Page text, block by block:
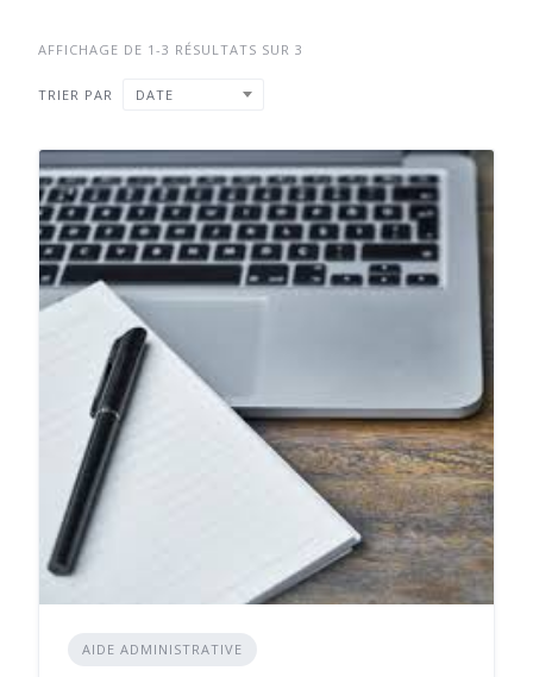
AFFICHAGE DE 1-3 RÉSULTATS SUR 3
TRIER PAR DATE
AIDE ADMINISTRATIVE